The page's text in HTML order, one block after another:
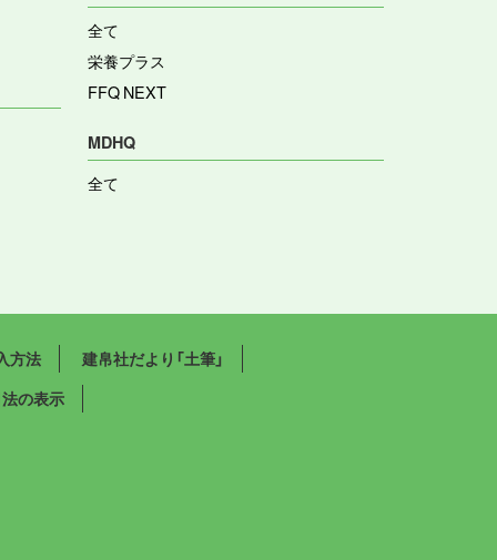
全て
栄養プラス
FFQ NEXT
MDHQ
全て
方法
建帛社だより「土筆」
の表示